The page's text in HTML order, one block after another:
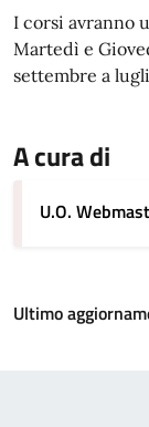
I corsi avranno
Martedì e
settembre a
A cura di
U.O.
Ultimo